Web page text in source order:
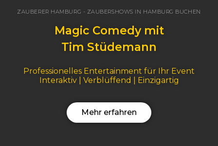
ZAUBERER HAMBURG - ZAUBERSHOWS IN HAMBURG BUCHEN
Magic Comedy mit
Tim Stüdemann
Professionelles Entertainment für Ihr Event
Interaktiv | Verblüffend | Einzigartig
Mehr erfahren